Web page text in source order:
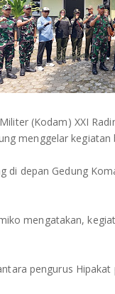
(Kodam) XXI
menggelar
di depan Gedung
mengatakan,
pengurus